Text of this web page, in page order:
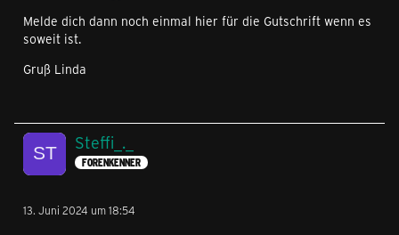
Melde dich dann noch einmal hier für die Gutschrift wenn es
soweit ist.
Gruß Linda
Steffi_._
FORENKENNER
13. Juni 2024 um 18:54